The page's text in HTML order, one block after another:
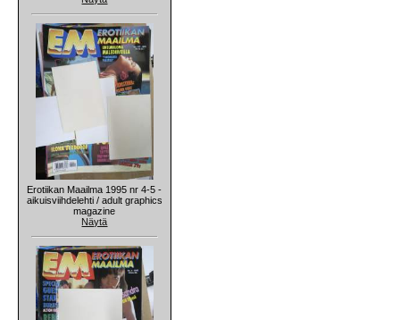
Erotiikan Maailma 1995 nr 4-5 -
aikuisviihdelehti / adult graphics
magazine
Näytä